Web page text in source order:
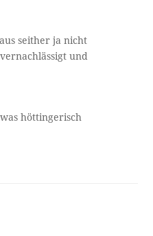
seither ja nicht
und
höttingerisch